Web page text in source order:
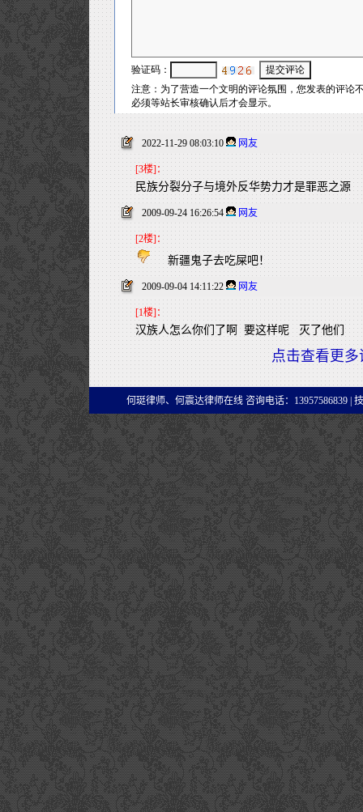
2022-11-29 08:03:10 网友
[3楼]：
民族分裂分子与境外反华势力才是罪恶之源
2009-09-24 16:26:54 网友
[2楼]：
新疆鬼子去吃屎吧！
2009-09-04 14:11:22 网友
[1楼]：
汉族人怎么你们了啊 要这样呢 灭了他们
点击查看更多
何珽律师、何震达律师在线 咨询电话：13957586839 |